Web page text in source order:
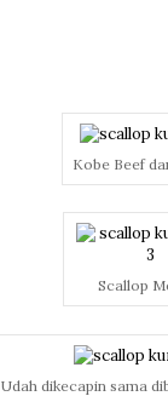
Kobe Beef
Scallop
Udah dikecapin sama